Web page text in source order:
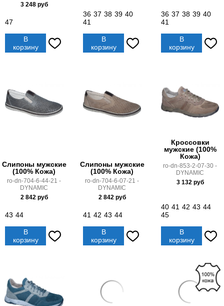
3 248руб
47
В
корзину
36 37 38 39 40
41
В
корзину
36 37 38 39 40
41
В
корзину
Слипоны мужские
(100% Кожа)
ro-dn-704-6-44-21 -
DYNAMIC
2 842руб
43 44
В
корзину
Слипоны мужские
(100% Кожа)
ro-dn-704-6-07-21 -
DYNAMIC
2 842руб
41 42 43 44
В
корзину
Кроссовки
мужские (100%
Кожа)
ro-dn-853-2-07-30 -
DYNAMIC
3 132руб
40 41 42 43 44
45
В
корзину